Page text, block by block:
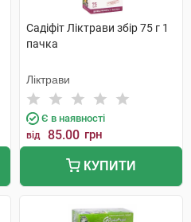
Садіфіт Ліктрави збір 75 г 1
пачка
Ліктрави
Є в наявності
від 85.00 грн
КУПИТИ